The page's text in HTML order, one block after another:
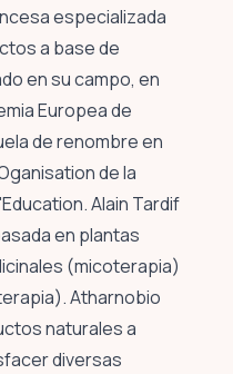
especializada
a base de
en su campo, en
Europea de
de renombre en
de la
Alain Tardif
en plantas
(micoterapia)
Atharnobio
naturales a
diversas